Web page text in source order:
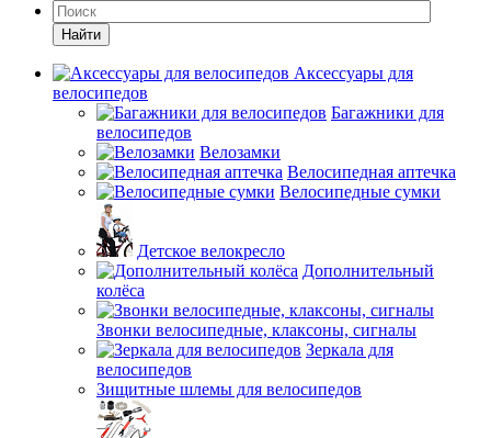
Найти
Аксессуары для
велосипедов
Багажники для
велосипедов
Велозамки
Велосипедная аптечка
Велосипедные сумки
Детское велокресло
Дополнительный
колёса
Звонки велосипедные, клаксоны, сигналы
Зеркала для
велосипедов
Зищитные шлемы для велосипедов